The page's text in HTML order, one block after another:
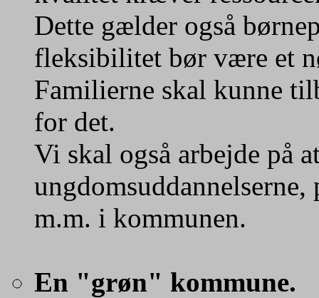
Dette gælder også
fleksibilitet bør være et
Familierne skal kunne
for det.
Vi skal også arbejde på
m.m. i kommunen.
En "grøn" kommune.